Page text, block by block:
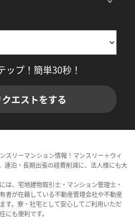
ップ！簡単30秒！
エストをする
スリーマンション情報！マンスリー＋ウィ
連泊・長期出張の経費削減に、法人様にも大
は、宅地建物取引士・マンション管理士・
者が在籍している不動産管理会社や不動産
す。寮・社宅として安心してご利用いただ
にも便利です。